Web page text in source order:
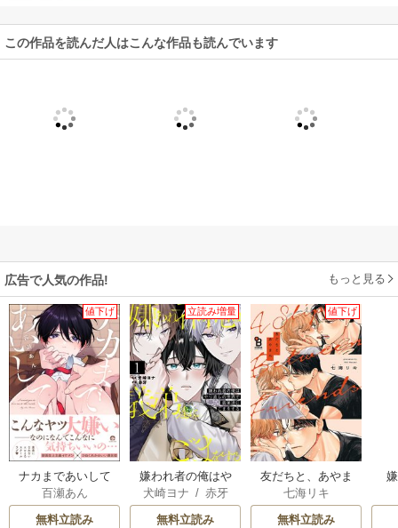
この作家さん､ｼｮﾀ好きですね。
この作品を読んだ人はこんな作品も読んでいます
広告で人気の作品! もっと見る
値下げ
ナカまであいして
【電子限定かきお
ろし漫画付】
百瀬あん
無料立読み
立読み増量
嫌われ者の俺はや
り直しの世界で義
弟達にごまをする
犬崎ヨナ / 赤牙
無料立読み
値下げ
友だちと、あやま
ち。
七海リキ
無料立読み